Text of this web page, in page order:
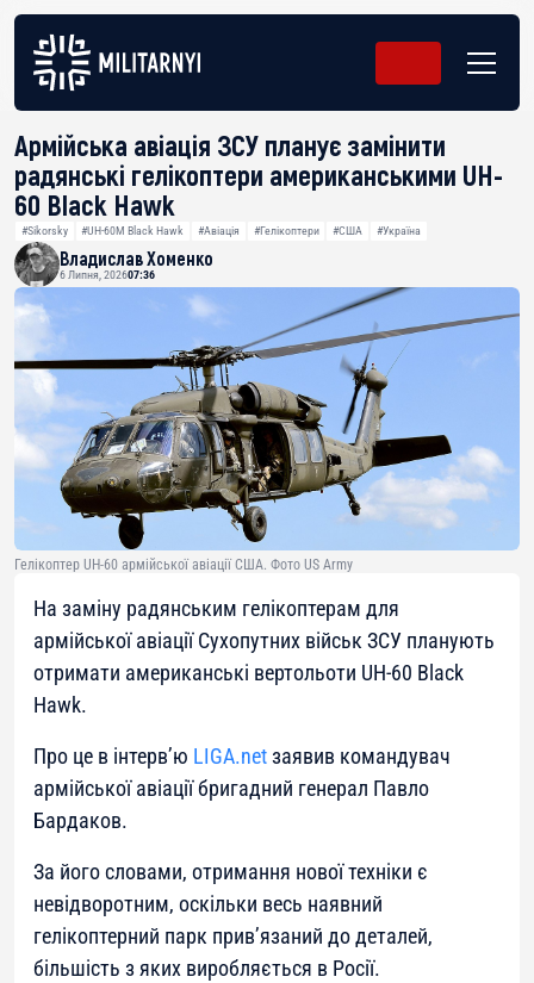
Армійська авіація ЗСУ планує замінити
радянські гелікоптери американськими UH-
60 Black Hawk
#Sikorsky #UH-60M Black Hawk #Авіація #Гелікоптери #США #Україна
Владислав Хоменко
6 Липня, 202607:36
Гелікоптер UH-60 армійської авіації США. Фото US Army
На заміну радянським гелікоптерам для
армійської авіації Сухопутних військ ЗСУ планують
отримати американські вертольоти UH-60 Black
Hawk.
Про це в інтерв’ю LIGA.netзаявив командувач
армійської авіації бригадний генерал Павло
Бардаков.
За його словами, отримання нової техніки є
невідворотним, оскільки весь наявний
гелікоптерний парк прив’язаний до деталей,
більшість з яких виробляється в Росії.